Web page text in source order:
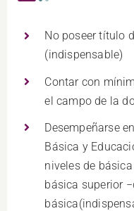
No poseer título
(indispensable)
Contar con
el campo de la
Desempeñarse
Básica y
niveles de
básica superior